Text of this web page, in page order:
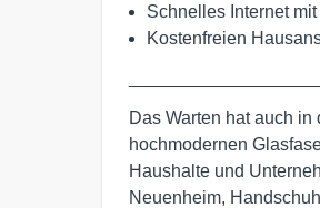
Schnelles Internet
Kostenfreien
Das Warten hat auch
hochmodernen
Haushalte und
Neuenheim,